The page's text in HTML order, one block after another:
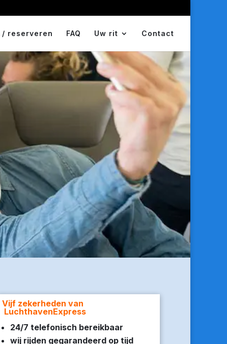
reserveren FAQ Uw rit Contact
Vijf zekerheden van
LuchthavenExpress
24/7 telefonisch bereikbaar
wij rijden gegarandeerd op tijd